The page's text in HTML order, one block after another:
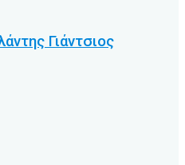
Γιάντσιος